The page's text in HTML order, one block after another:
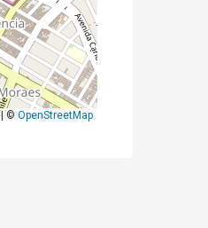
|© OpenStreetMap